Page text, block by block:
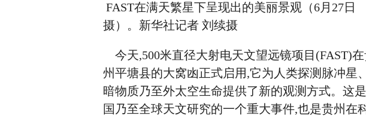
FAST在满天繁星下呈现出的美丽景观（6月27日
摄）。新华社记者 刘续摄
今天,500米直径大射电天文望远镜项目(FAST)
州平塘县的大窝凼正式启用,它为人类探测脉冲星、
暗物质乃至外太空生命提供了新的观测方式。这
国乃至全球天文研究的一个重大事件,也是贵州在